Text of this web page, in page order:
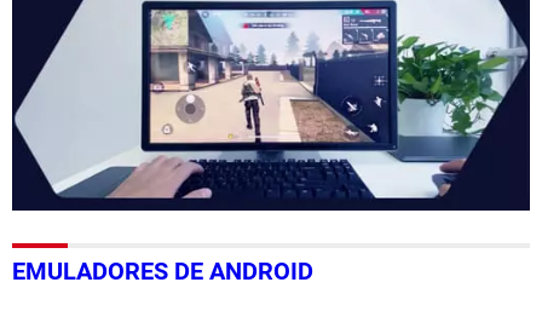
EMULADORES DE ANDROID